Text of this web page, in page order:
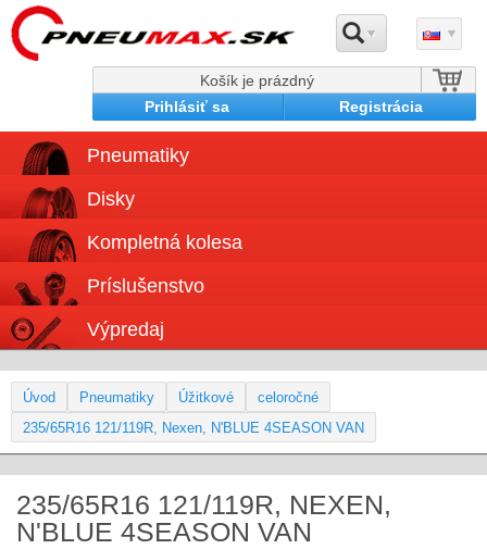
Košík je prázdný
Prihlásiť sa
Registrácia
Pneumatiky
Disky
Kompletná kolesa
Príslušenstvo
Výpredaj
Úvod Pneumatiky Úžitkové
celoročné
235/65R16 121/119R, Nexen, N'BLUE 4SEASON VAN
235/65R16 121/119R, NEXEN,
N'BLUE 4SEASON VAN